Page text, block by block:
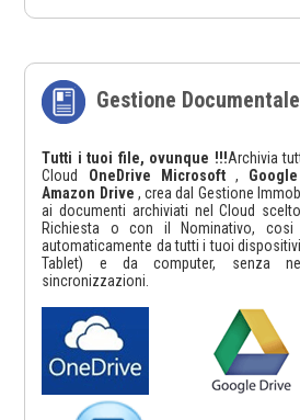
Gestione Documentale
Tutti i tuoi file, ovunque !!!Archivia
Cloud OneDrive Microsoft,
Amazon Drive , crea dal Gestione
ai documenti archiviati nel Cloud
Richiesta o con il Nominativo, cosi
automaticamente da tutti i tuoi
Tablet) e da computer, senza
sincronizzazioni.